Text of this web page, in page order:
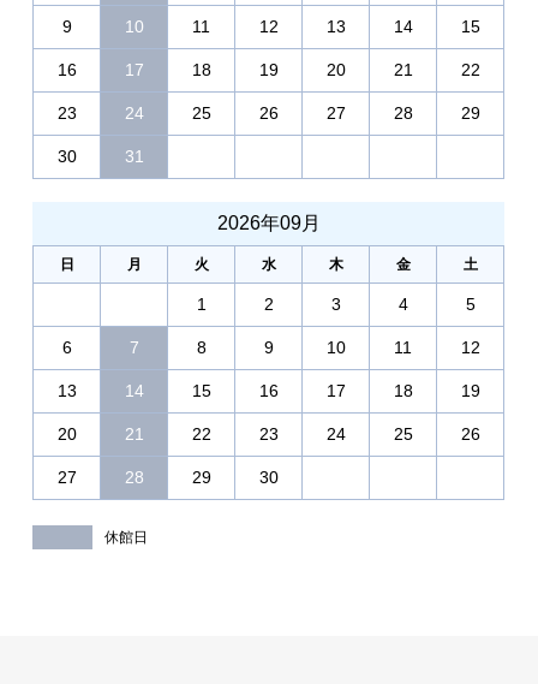
9 10 11 12 13 14 15
16 17 18 19 20 21 22
23 24 25 26 27 28 29
30 31
2026年09月
日 月 火 水 木 金 土
1 2 3 4 5
6 7 8 9 10 11 12
13 14 15 16 17 18 19
20 21 22 23 24 25 26
27 28 29 30
休館日